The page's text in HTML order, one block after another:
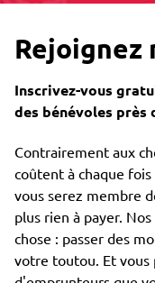
Rejoignez
Inscrivez-vous
des bénévoles près
Contrairement aux
coûtent à chaque
vous serez membre
plus rien à payer.
chose : passer des
votre toutou. Et